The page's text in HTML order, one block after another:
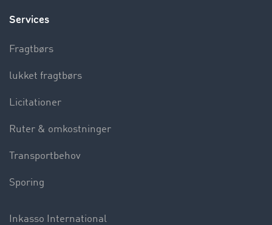
Services
Fragtbørs
lukket fragtbørs
Licitationer
Ruter & omkostninger
Transportbehov
Sporing
Inkasso International